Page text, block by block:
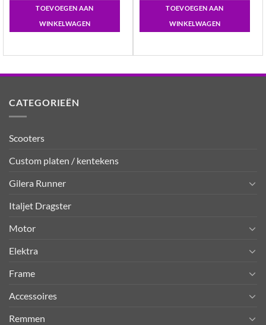
TOEVOEGEN AAN
WINKELWAGEN
TOEVOEGEN AAN
WINKELWAGEN
CATEGORIEËN
Scooters
Custom platen / kentekens
Gilera Runner
Italjet Dragster
Motor
Elektra
Frame
Accessoires
Remmen